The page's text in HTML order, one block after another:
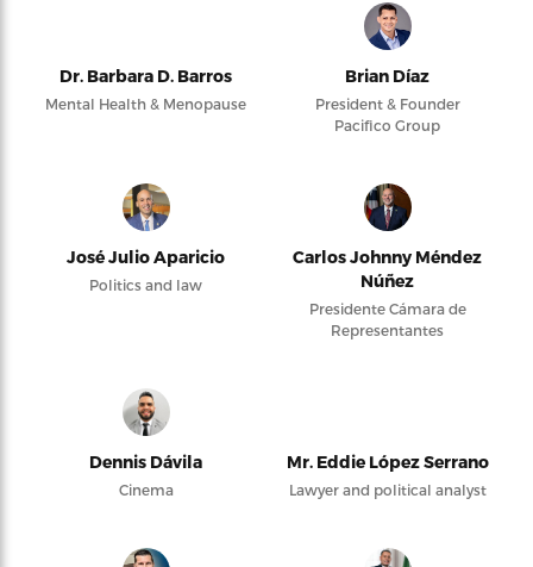
Dr. Barbara D. Barros
Mental Health & Menopause
Brian Díaz
President & Founder
Pacifico Group
José Julio Aparicio
Politics and law
Carlos Johnny Méndez
Núñez
Presidente Cámara de
Representantes
Dennis Dávila
Cinema
Mr. Eddie López Serrano
Lawyer and political analyst